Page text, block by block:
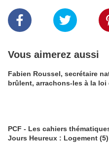
Vous aimerez aussi
Fabien Roussel, secrétaire
brûlent, arrachons-les à la
PCF - Les cahiers
Jours Heureux : Logement (5)